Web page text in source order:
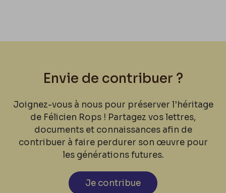
Envie de contribuer ?
Joignez-vous à nous pour préserver l'héritage
de Félicien Rops ! Partagez vos lettres,
documents et connaissances afin de
contribuer à faire perdurer son œuvre pour
les générations futures.
Je contribue